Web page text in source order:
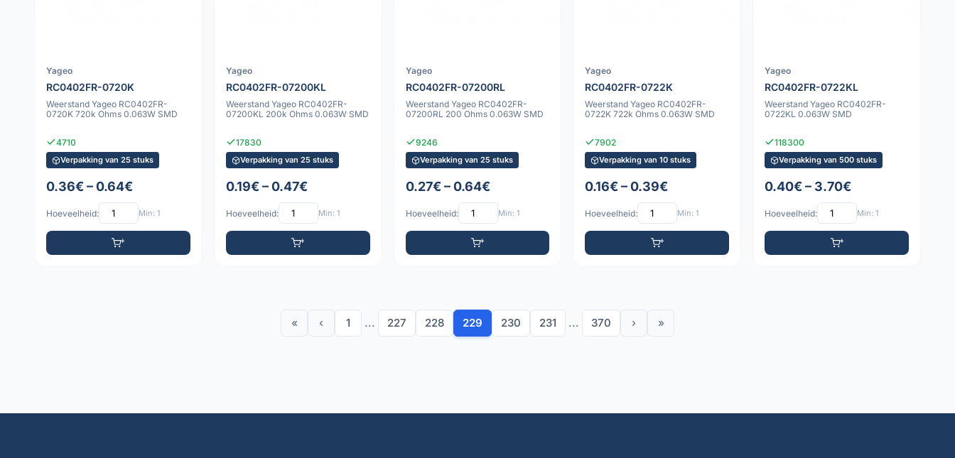
Yageo
RC0402FR-0720K
Weerstand Yageo RC0402FR-
0720K 720k Ohms 0.063W SMD
4710
Verpakking van 25 stuks
0.36€ – 0.64€
Hoeveelheid: Min: 1
Yageo
RC0402FR-07200KL
Weerstand Yageo RC0402FR-
07200KL 200k Ohms 0.063W SMD
17830
Verpakking van 25 stuks
0.19€ – 0.47€
Hoeveelheid: Min: 1
Yageo
RC0402FR-07200RL
Weerstand Yageo RC0402FR-
07200RL 200 Ohms 0.063W SMD
9246
Verpakking van 25 stuks
0.27€ – 0.64€
Hoeveelheid: Min: 1
Yageo
RC0402FR-0722K
Weerstand Yageo RC0402FR-
0722K 722k Ohms 0.063W SMD
7902
Verpakking van 10 stuks
0.16€ – 0.39€
Hoeveelheid: Min: 1
Yageo
RC0402FR-0722KL
Weerstand Yageo RC0402FR-
0722KL 0.063W SMD
118300
Verpakking van 500 stuks
0.40€ – 3.70€
Hoeveelheid: Min: 1
« ‹ 1 ... 227 228 229 230 231 ... 370 › »